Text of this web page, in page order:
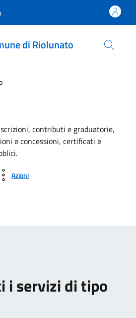
di Riolunato
contributi e graduatorie,
e concessioni, certificati e
Azioni
i servizi di tipo